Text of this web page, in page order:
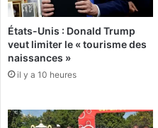
m
p
o
r
t
t
i
o
n
g
o
d
États-Unis : Donald Trump
veut limiter le « tourisme des
naissances »
il y a 10 heures